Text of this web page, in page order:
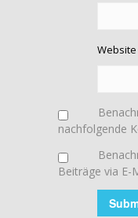
Website
nachfolgende
Beiträge via E-